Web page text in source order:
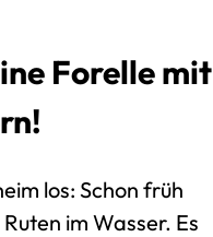
Forelle mit
los: Schon früh
im Wasser. Es